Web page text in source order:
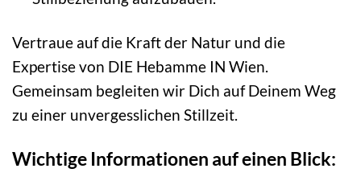
Vertraue auf die Kraft der Natur und die
Expertise von DIE Hebamme IN Wien.
Gemeinsam begleiten wir Dich auf Deinem Weg
zu einer unvergesslichen Stillzeit.
Wichtige Informationen auf einen Blick: